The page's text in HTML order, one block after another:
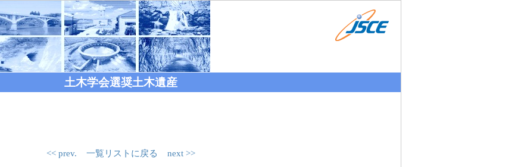
土木学会選奨土木遺産
<< prev. 一覧リストに戻る next >>